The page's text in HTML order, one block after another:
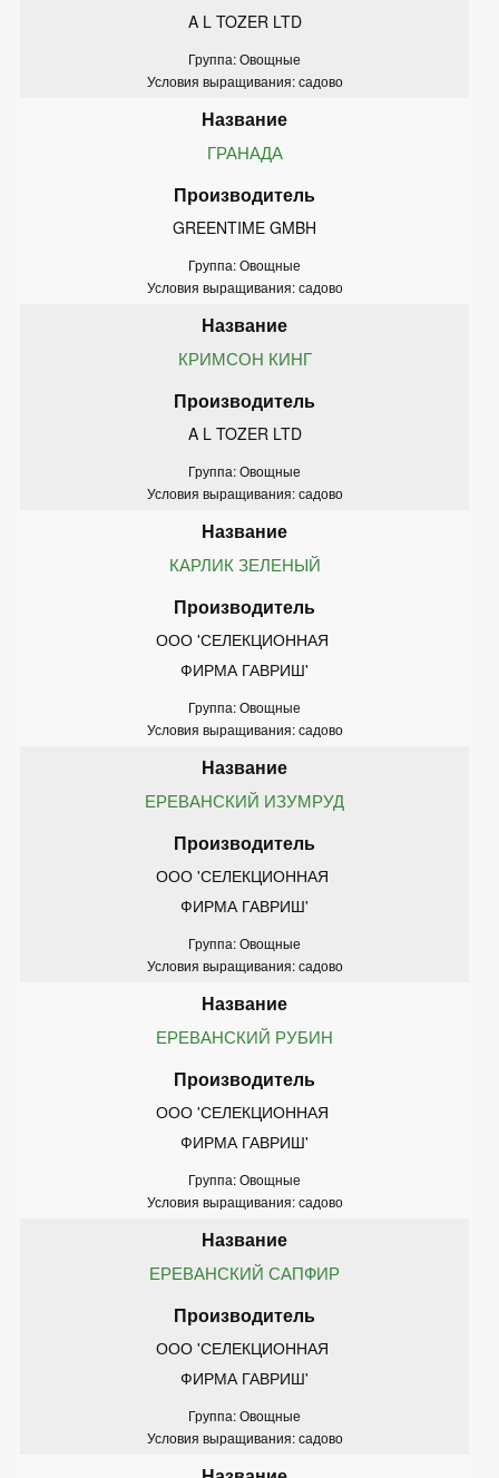
A L TOZER LTD
Группа: Овощные
Условия выращивания: садово
ГРАНАДА
GREENTIME GMBH
Группа: Овощные
Условия выращивания: садово
КРИМСОН КИНГ
A L TOZER LTD
Группа: Овощные
Условия выращивания: садово
КАРЛИК ЗЕЛЕНЫЙ
ООО 'СЕЛЕКЦИОННАЯ
ФИРМА ГАВРИШ'
Группа: Овощные
Условия выращивания: садово
ЕРЕВАНСКИЙ ИЗУМРУД
ООО 'СЕЛЕКЦИОННАЯ
ФИРМА ГАВРИШ'
Группа: Овощные
Условия выращивания: садово
ЕРЕВАНСКИЙ РУБИН
ООО 'СЕЛЕКЦИОННАЯ
ФИРМА ГАВРИШ'
Группа: Овощные
Условия выращивания: садово
ЕРЕВАНСКИЙ САПФИР
ООО 'СЕЛЕКЦИОННАЯ
ФИРМА ГАВРИШ'
Группа: Овощные
Условия выращивания: садово